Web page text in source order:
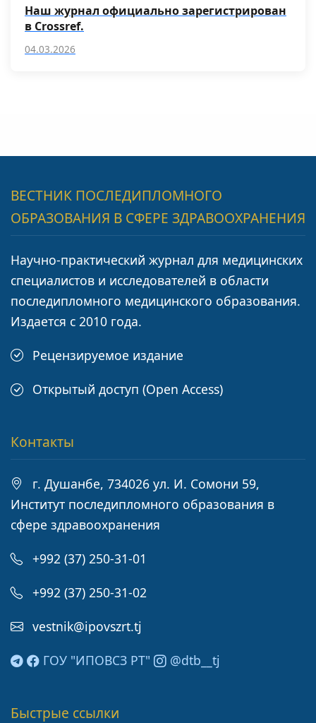
Наш журнал официально зарегистрирован
в Crossref.
04.03.2026
ВЕСТНИК ПОСЛЕДИПЛОМНОГО
ОБРАЗОВАНИЯ В СФЕРЕ ЗДРАВООХРАНЕНИЯ
Научно-практический журнал для медицинских
специалистов и исследователей в области
последипломного медицинского образования.
Издается с 2010 года.
Рецензируемое издание
Открытый доступ (Open Access)
Контакты
г. Душанбе, 734026 ул. И. Сомони 59,
Институт последипломного образования в
сфере здравоохранения
+992 (37) 250-31-01
+992 (37) 250-31-02
vestnik@ipovszrt.tj
ГОУ "ИПОВСЗ РТ" @dtb__tj
Быстрые ссылки